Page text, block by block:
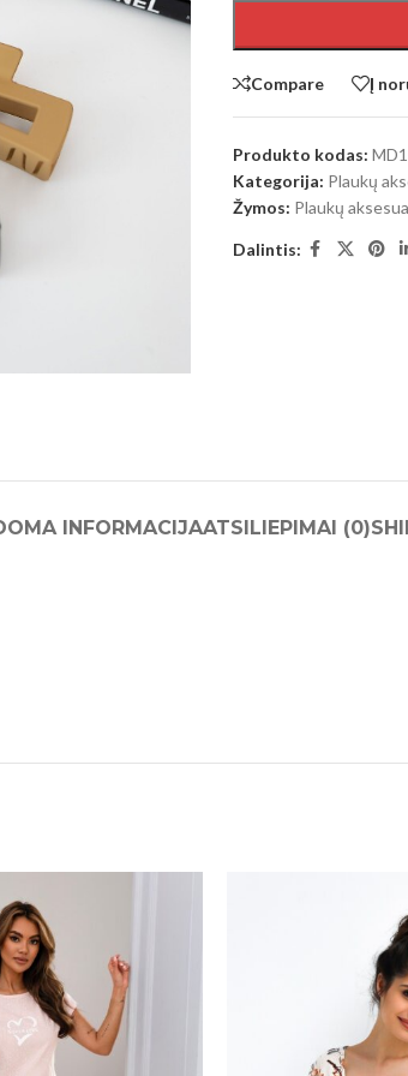
Compare Į
Produkto kodas:
Kategorija: Plaukų
Žymos: Plaukų
Dalintis:
INFORMACIJAATSILIEPIMAI (0)